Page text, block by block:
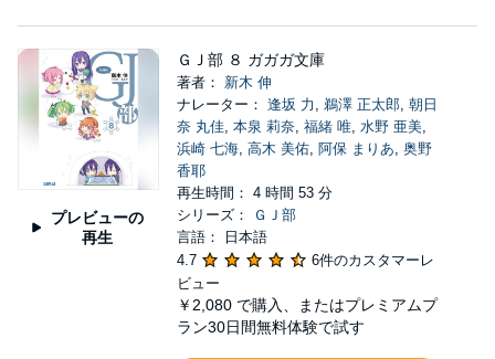
プレビューの
再生
ＧＪ部 ８ ガガガ文庫
著者： 新木 伸
ナレーター： 逢坂 力 , 鵜澤 正太郎, 朝日
奈 丸佳, 本泉 莉奈, 福緒 唯, 水野 亜美,
浜崎 七海, 高木 美佑, 阿保 まりあ, 奥野
香耶
再生時間： 4 時間 53 分
シリーズ：
ＧＪ部
言語： 日本語
4.7
6件のカスタマーレ
ビュー
￥2,080 で購入、またはプレミアムプ
ラン30日間無料体験で試す